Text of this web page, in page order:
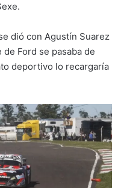
dió con Agustín Suarez
Ford se pasaba de
deportivo lo recargaría